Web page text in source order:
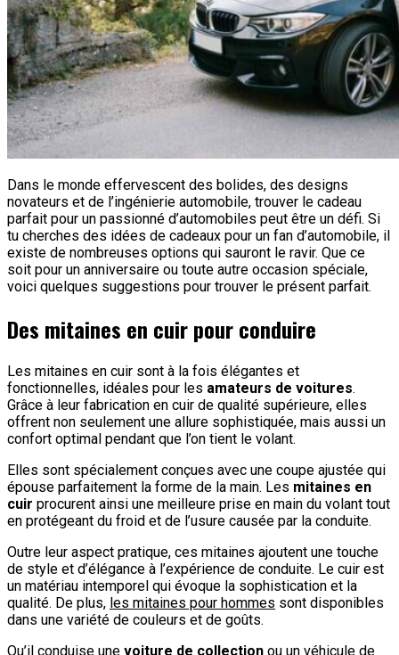
Dans le monde effervescent des bolides, des designs
novateurs et de l’ingénierie automobile, trouver le cadeau
parfait pour un passionné d’automobiles peut être un défi. Si
tu cherches des idées de cadeaux pour un fan d’automobile, il
existe de nombreuses options qui sauront le ravir. Que ce
soit pour un anniversaire ou toute autre occasion spéciale,
voici quelques suggestions pour trouver le présent parfait.
Des mitaines en cuir pour conduire
Les mitaines en cuir sont à la fois élégantes et
fonctionnelles, idéales pour les amateurs de voitures.
Grâce à leur fabrication en cuir de qualité supérieure, elles
offrent non seulement une allure sophistiquée, mais aussi un
confort optimal pendant que l’on tient le volant.
Elles sont spécialement conçues avec une coupe ajustée qui
épouse parfaitement la forme de la main. Les mitaines en
cuir procurent ainsi une meilleure prise en main du volant tout
en protégeant du froid et de l’usure causée par la conduite.
Outre leur aspect pratique, ces mitaines ajoutent une touche
de style et d’élégance à l’expérience de conduite. Le cuir est
un matériau intemporel qui évoque la sophistication et la
qualité. De plus, les mitaines pour hommes sont disponibles
dans une variété de couleurs et de goûts.
Qu’il conduise une voiture de collection ou un véhicule de